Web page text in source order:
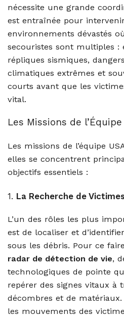
nécessite une grande
est entraînée pour
environnements dévastés
secouristes sont multiples :
répliques sismiques,
climatiques extrêmes et
courts avant que les
vital.
Les Missions de l’Équipe
Les missions de l’équipe
elles se concentrent
objectifs essentiels :
1. La Recherche de
L’un des rôles les plus
est de localiser et
sous les débris. Pour ce
radar de détection de vie,
technologiques de pointe
repérer des signes vitaux à
décombres et de
les mouvements des